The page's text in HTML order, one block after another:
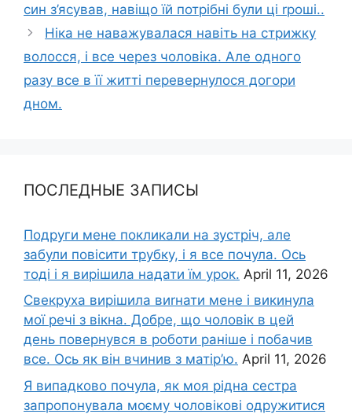
син з’ясував, навіщо їй потрібні були ці rроші..
Ніка не наважувалася навіть на стрижку
волосся, і все через чоловіка. Але одного
разу все в її житті перевернулося догори
дном.
ПОСЛЕДНЫЕ ЗАПИСЫ
Подруги мене покликали на зустріч, але
забули повісити трубку, і я все почула. Ось
тоді і я вирішила надати їм урок. April 11, 2026
Свекруха вирішила виrнати мене і викинула
мої речі з вікна. Добре, що чоловік в цей
день повернувся в роботи раніше і побачив
все. Ось як він вчинив з матір’ю. April 11, 2026
Я випадково почула, як моя рідна сестра
запропонувала моєму чоловікові одружитися